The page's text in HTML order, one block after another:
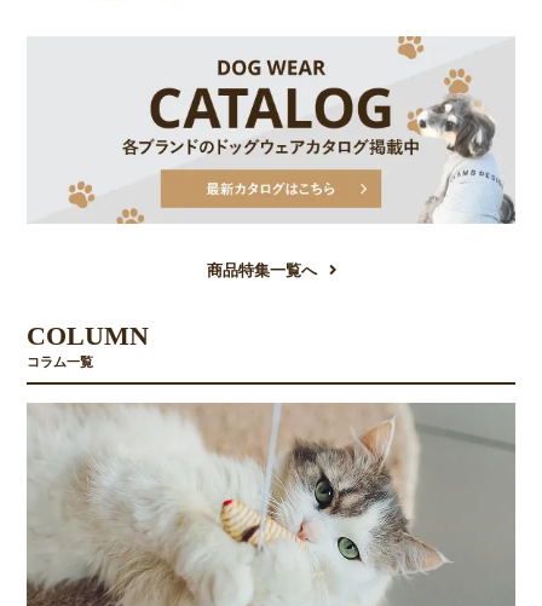
商品特集一覧へ
COLUMN
コラム一覧